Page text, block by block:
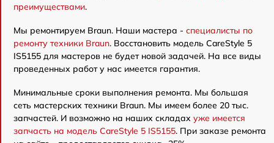
преимуществами.
Мы ремонтируем Braun. Наши мастера - специалисты по
ремонту техники Braun. Восстановить модель CareStyle 5
IS5155 для мастеров не будет новой задачей. На все виды
проведенных работ у нас имеется гарантия.
Минимальные сроки выполнения ремонта. Мы большая
сеть мастерских техники Braun. Мы имеем более 20 тыс.
запчастей. И возможно на наших складах уже имеется
запчасть на модель CareStyle 5 IS5155. При заказе ремонта